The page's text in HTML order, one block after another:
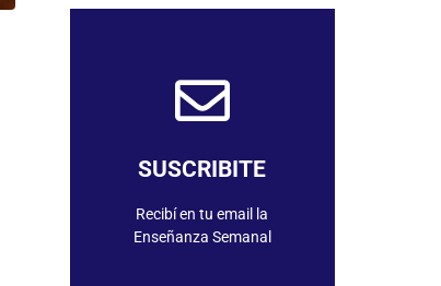
SUSCRIBITE
Recibí en tu email la
Enseñanza Semanal
SUSCRIBIRME